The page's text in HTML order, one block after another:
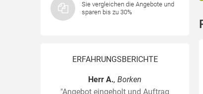
Sie vergleichen die Angebote und
sparen bis zu 30%
ERFAHRUNGSBERICHTE
Herr A., Borken
"Angebot eingeholt und Auftrag